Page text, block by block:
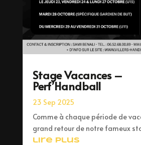
Stage Vacances –
Perf’Handball
23 Sep 2025
Comme à chaque période de
grand retour de notre fameux
lire plus